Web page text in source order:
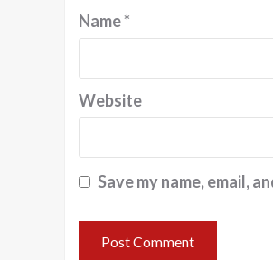
Name*
Website
Save my name, email,